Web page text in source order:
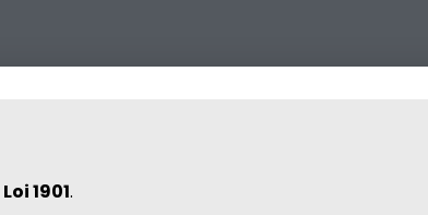
Loi 1901.